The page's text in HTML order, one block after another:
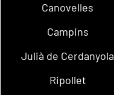
Canovelles
Campins
Julià de Cerdanyola
Ripollet